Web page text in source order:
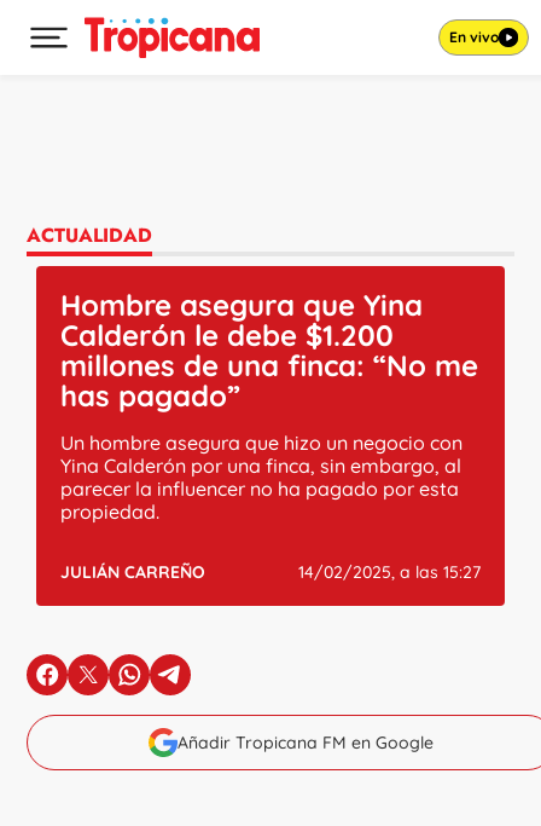
Desplegar menú principal En vivo
ACTUALIDAD
Hombre asegura que Yina
Calderón le debe $1.200
millones de una finca: “No me
has pagado”
Un hombre asegura que hizo un negocio con
Yina Calderón por una finca, sin embargo, al
parecer la influencer no ha pagado por esta
propiedad.
JULIÁN CARREÑO 14/02/2025, a las 15:27
en Facebook
en Xen Whatsapp
en Telegram
Añadir Tropicana FM en Google